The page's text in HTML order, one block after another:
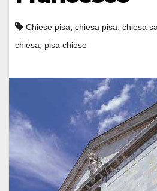
Chiese pisa, chiesa pisa, chiesa
chiesa, pisa chiese